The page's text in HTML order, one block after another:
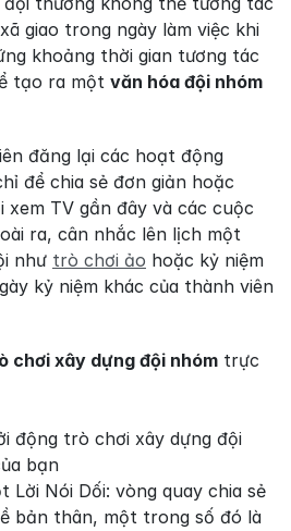
giao trong ngày làm việc khi
khoảng thời gian tương tác
tạo ra một văn hóa đội nhóm
đăng lại các hoạt động
để chia sẻ đơn giản hoặc
TV gần đây và các cuộc
ra, cân nhắc lên lịch một
như trò chơi ảo hoặc kỷ niệm
kỷ niệm khác của thành viên
chơi xây dựng đội nhóm trực
động trò chơi xây dựng đội
bạn
Lời Nói Dối: vòng quay chia sẻ
bản thân, một trong số đó là